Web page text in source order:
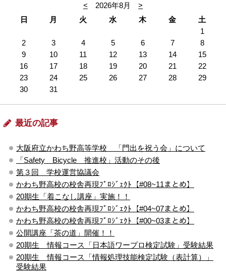
< 2026年8月
>
日
月 火 水 木 金
土
1
2
3 4 5 6 7
8
9
10 11 12 13 14
15
16
17 18 19 20 21
22
23
24 25 26 27 28
29
30
31
最近の記事
大阪府立かわち野高等学校 「門出を祝う会」について
「Safety Bicycle 推進校」活動のその後
第３回 学校運営協議会
かわち野高校の校舎再現ﾌﾟﾛｼﾞｪｸﾄ【#08~11まとめ】
20期生「着こなし講座」実施！！
かわち野高校の校舎再現ﾌﾟﾛｼﾞｪｸﾄ【#04~07まとめ】
かわち野高校の校舎再現ﾌﾟﾛｼﾞｪｸﾄ【#00~03まとめ】
公開講座「茶の道」開催！！
20期生 情報コース「日本語ワープロ検定試験」受験結果
20期生 情報コース「情報処理技能検定試験（表計算）」
受験結果